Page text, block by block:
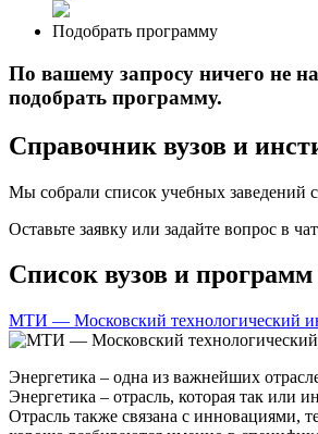
Подобрать программу
По вашему запросу ничего не
подобрать программу.
Справочник вузов и
Мы собрали список учебных заведений
Оставьте заявку или задайте вопрос в
Список вузов и
МТИ — Московский технологический
Энергетика – одна из важнейших
Энергетика – отрасль, которая так или
Отрасль также связана с инновациями,